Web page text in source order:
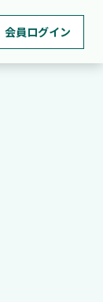
会員ログイン